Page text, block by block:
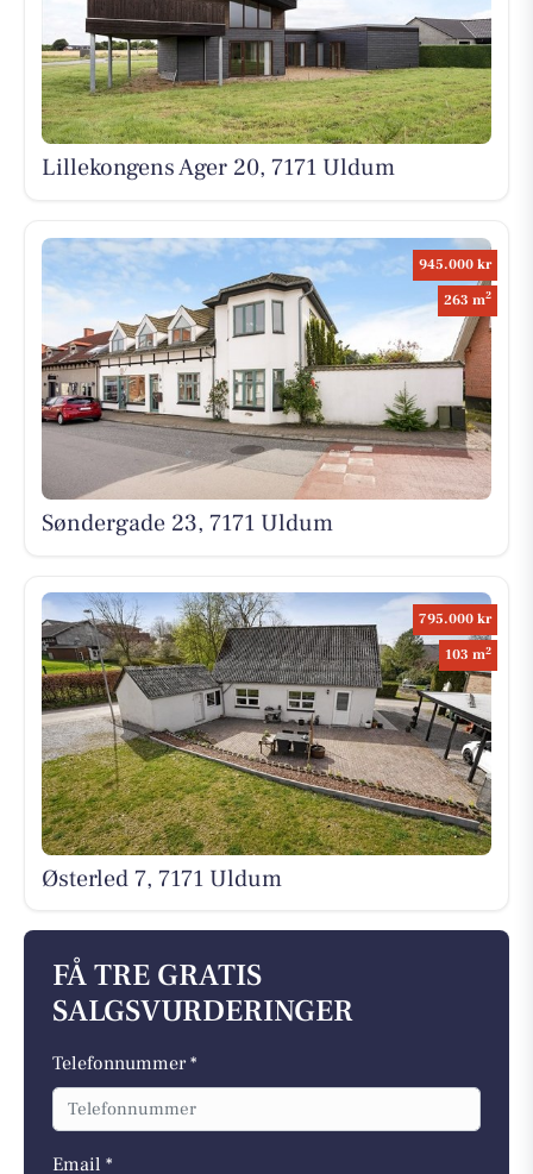
Lillekongens Ager 20, 7171 Uldum
945.000 kr
263 m2
Søndergade 23, 7171 Uldum
795.000 kr
103 m2
Østerled 7, 7171 Uldum
FÅ TRE GRATIS
SALGSVURDERINGER
Telefonnummer *
Email *